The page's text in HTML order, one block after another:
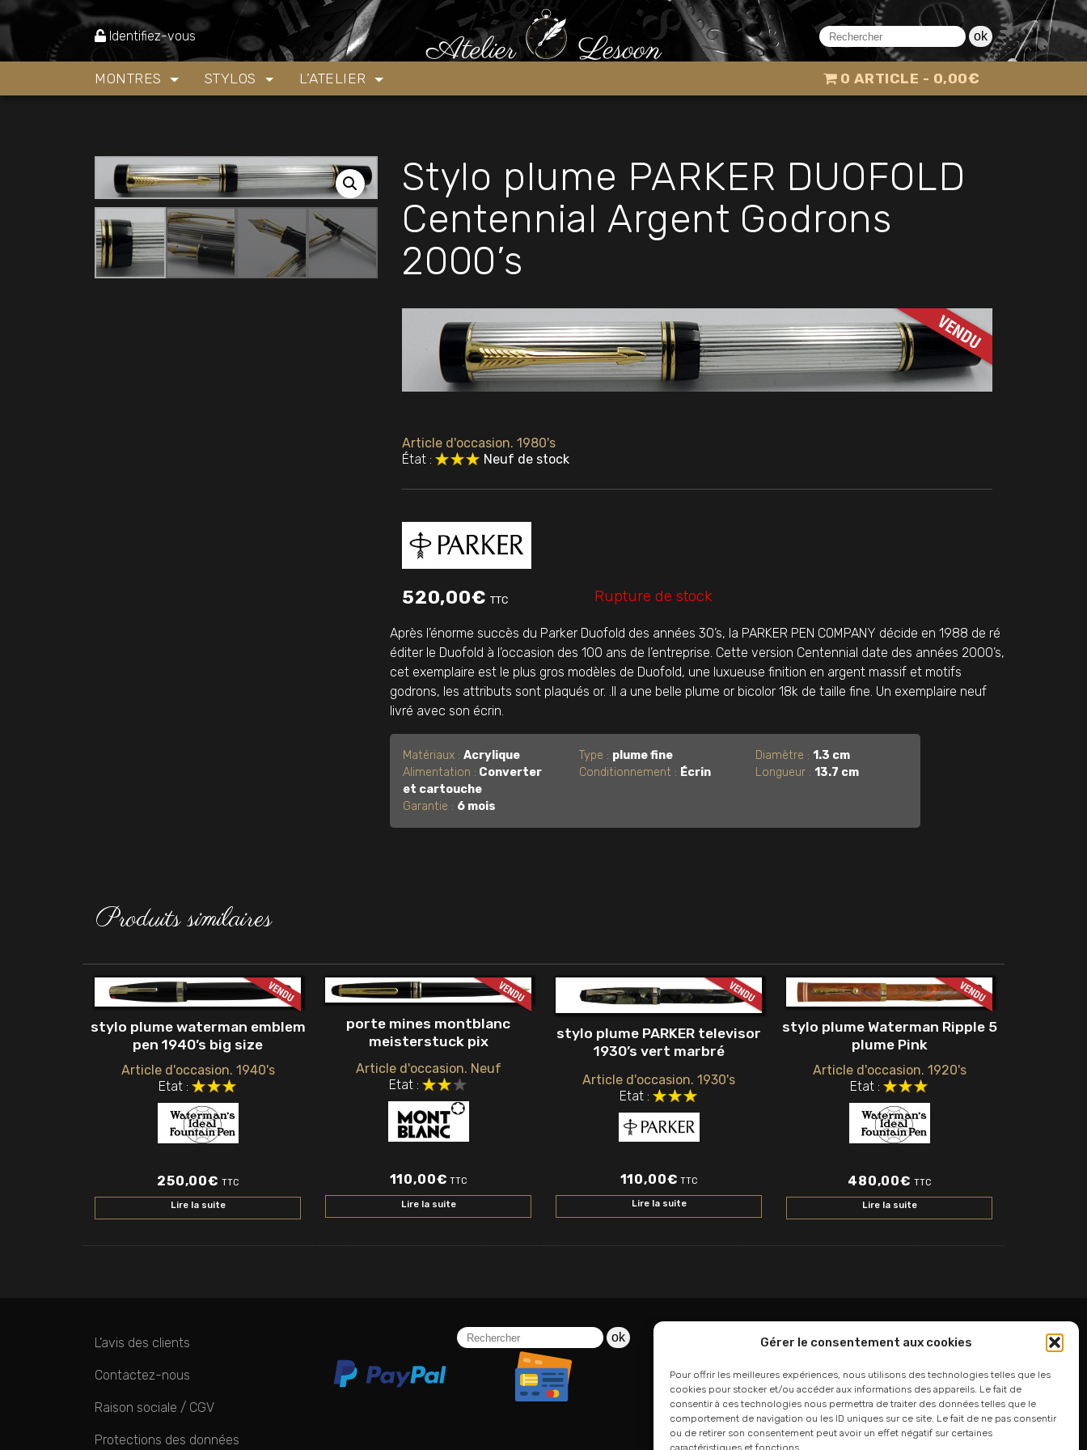
Gérer le consentement aux cookies
Pour offrir les meilleures expériences, nous utilisons des technologies telles que les
cookies pour stocker et/ou accéder aux informations des appareils. Le fait de
consentir à ces technologies nous permettra de traiter des données telles que le
comportement de navigation ou les ID uniques sur ce site. Le fait de ne pas consentir
ou de retirer son consentement peut avoir un effet négatif sur certaines
caractéristiques et fonctions.
Identifiez-vous ok
MONTRES STYLOS L’ATELIER 0 ARTICLE 0,00€
Stylos Stylos plume Stylo plume PARKER DUOFOLD Centennial Argent Godrons 2000’s
Stylo plume PARKER DUOFOLD
Centennial Argent Godrons
2000’s
Article d'occasion. 1980's
État :
Neuf de stock
520,00€ TTC Rupture de stock
Après l’énorme succès du Parker Duofold des années 30’s, la PARKER PEN COMPANY décide en 1988 de ré
éditer le Duofold à l’occasion des 100 ans de l’entreprise. Cette version Centennial date des années 2000’s,
cet exemplaire est le plus gros modèles de Duofold, une luxueuse finition en argent massif et motifs
godrons, les attributs sont plaqués or. .Il a une belle plume or bicolor 18k de taille fine. Un exemplaire neuf
livré avec son écrin.
Matériaux : Acrylique
Alimentation : Converter
et cartouche
Garantie : 6 mois
Type : plume fine
Conditionnement : Écrin
Diamètre : 1.3 cm
Longueur : 13.7 cm
Produits similaires
stylo plume waterman emblem
pen 1940’s big size
Article d'occasion. 1940's
Etat :
250,00€ TTC
Lire la suite
porte mines montblanc
meisterstuck pix
Article d'occasion. Neuf
Etat :
110,00€ TTC
Lire la suite
stylo plume PARKER televisor
1930’s vert marbré
Article d'occasion. 1930's
Etat :
110,00€ TTC
Lire la suite
stylo plume Waterman Ripple 5
plume Pink
Article d'occasion. 1920's
Etat :
480,00€ TTC
Lire la suite
L’avis des clients
Contactez-nous
Raison sociale / CGV
Protections des données
ok
06 24 94 44 05
01 75 33 00 85